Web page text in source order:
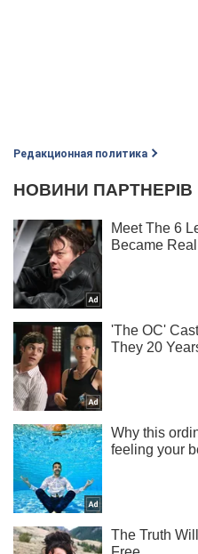
Редакционная политика